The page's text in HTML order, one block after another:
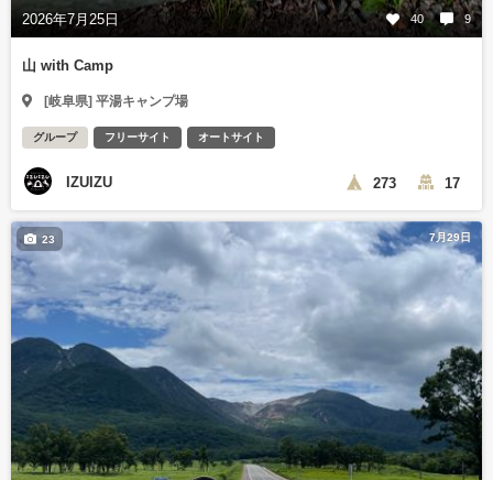
2026年7月25日 40 9
山 with Camp
[岐阜県] 平湯キャンプ場
グループ フリーサイト オートサイト
IZUIZU 273 17
7月29日
23